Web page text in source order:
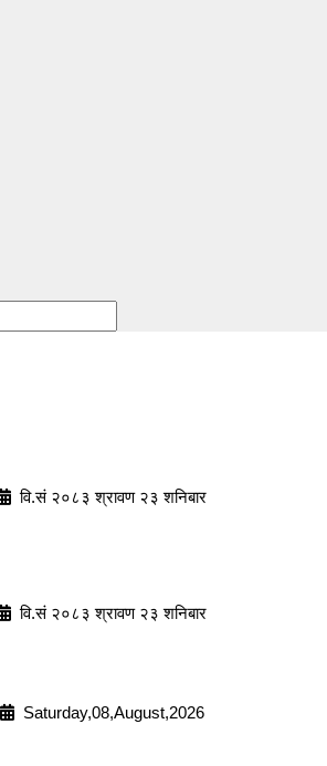
वि.सं २०८३ श्रावण २३ शनिबार
वि.सं २०८३ श्रावण २३ शनिबार
Saturday,08,August,2026